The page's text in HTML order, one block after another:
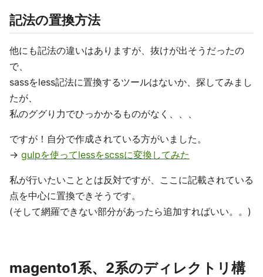
記法の置換方法
他にも記法の違いはありますが、抜けが出そうだったの
で、
sassをless記法に置換するツールはないか、探してみまし
たが、
私のググり力でひっかかるものがなく、、、
ですが！自分で作成されている方がいました。
→ gulpを使ってlessをscssに変換してみた
私が行いたいこととは反対ですが、ここに記載されている
点を中心に置換できそうです。
(そして網羅できない部分があったら追加すればいい。。)
magento1系、2系のディレクトリ構